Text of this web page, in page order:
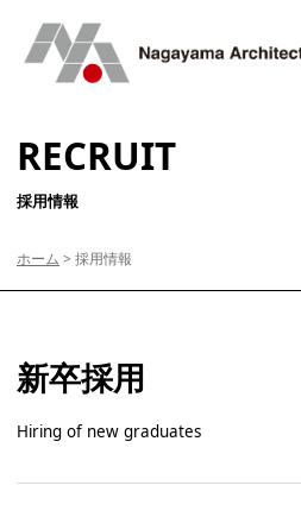
RECRUIT
採用情報
ホーム > 採用情報
新卒採用
Hiring of new graduates